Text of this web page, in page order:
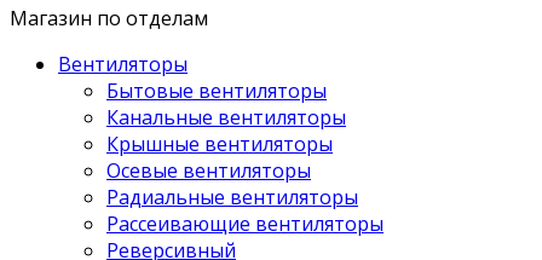
Магазин по отделам
Вентиляторы
Бытовые вентиляторы
Канальные вентиляторы
Крышные вентиляторы
Осевые вентиляторы
Радиальные вентиляторы
Рассеивающие вентиляторы
Реверсивный